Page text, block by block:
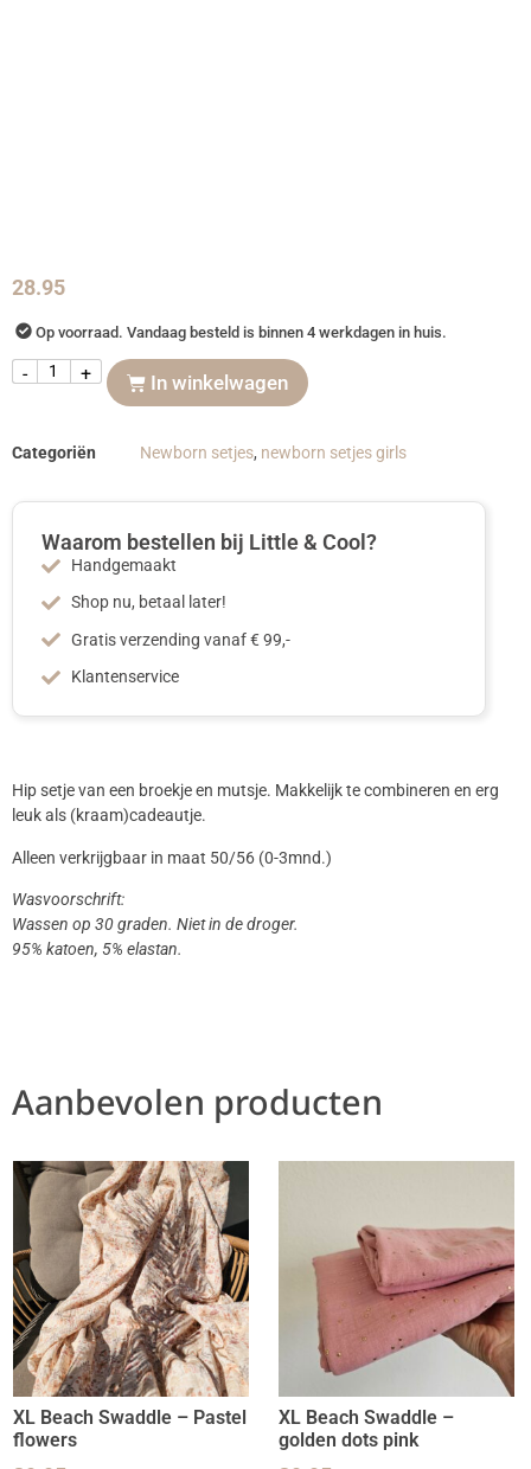
28.95
Op voorraad. Vandaag besteld is binnen 4 werkdagen in huis.
- + In winkelwagen
Categoriën Newborn setjes, newborn setjes girls
Waarom bestellen bij Little & Cool?
Handgemaakt
Shop nu, betaal later!
Gratis verzending vanaf € 99,-
Klantenservice
Hip setje van een broekje en mutsje. Makkelijk te combineren en erg
leuk als (kraam)cadeautje.
Alleen verkrijgbaar in maat 50/56 (0-3mnd.)
Wasvoorschrift:
Wassen op 30 graden. Niet in de droger.
95% katoen, 5% elastan.
Aanbevolen producten
XL Beach Swaddle – Pastel
flowers
XL Beach Swaddle –
golden dots pink